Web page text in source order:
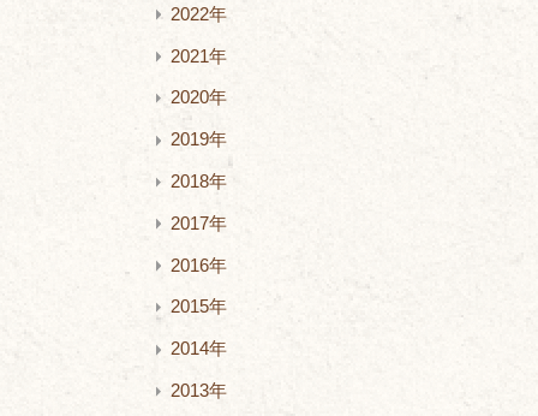
2022年
2021年
2020年
2019年
2018年
2017年
2016年
2015年
2014年
2013年